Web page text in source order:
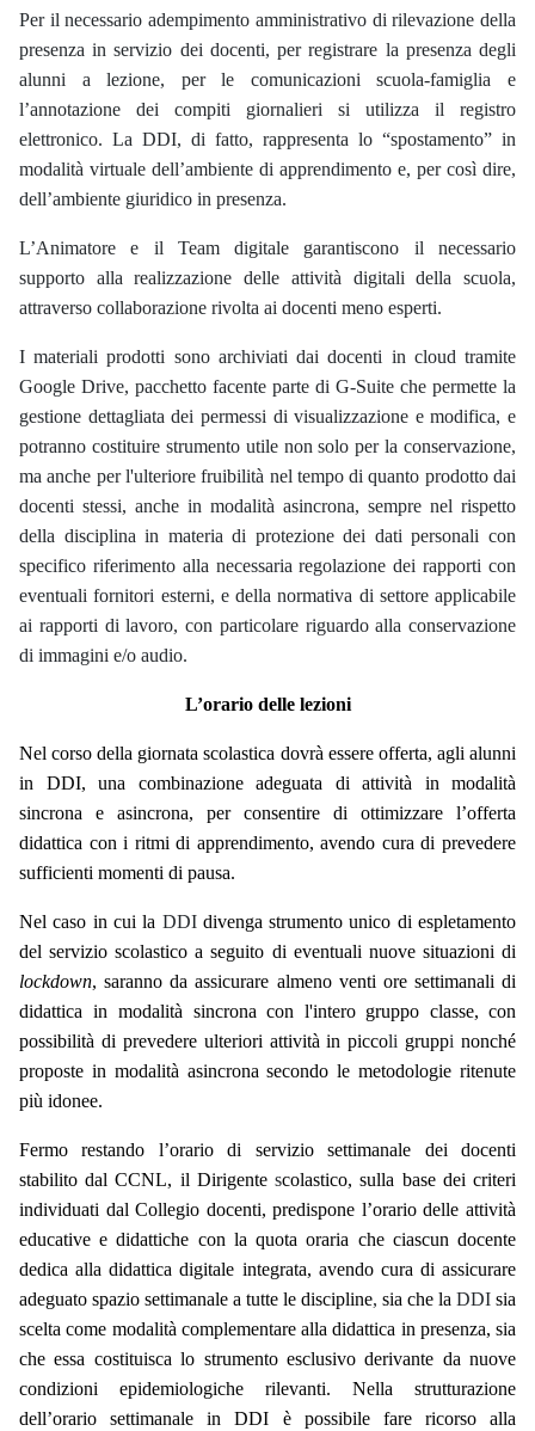
Per il necessario adempimento amministrativo di rilevazione della
presenza in servizio dei docenti, per registrare la presenza degli
alunni a lezione, per le comunicazioni scuola-famiglia e
l’annotazione dei compiti giornalieri si utilizza il registro
elettronico. La DDI, di fatto, rappresenta lo “spostamento” in
modalità virtuale dell’ambiente di apprendimento e, per così dire,
dell’ambiente giuridico in presenza.
L’Animatore e il Team digitale garantiscono il necessario
supporto alla realizzazione delle attività digitali della scuola,
attraverso collaborazione rivolta ai docenti meno esperti.
I materiali prodotti sono archiviati dai docenti in cloud tramite
Google Drive, pacchetto facente parte di G-Suite che permette la
gestione dettagliata dei permessi di visualizzazione e modifica, e
potranno costituire strumento utile non solo per la conservazione,
ma anche per l'ulteriore fruibilità nel tempo di quanto prodotto dai
docenti stessi, anche in modalità asincrona, sempre nel rispetto
della disciplina in materia di protezione dei dati personali con
specifico riferimento alla necessaria regolazione dei rapporti con
eventuali fornitori esterni, e della normativa di settore applicabile
ai rapporti di lavoro, con particolare riguardo alla conservazione
di immagini e/o audio.
L’orario delle lezioni
Nel corso della giornata scolastica dovrà essere offerta, agli alunni
in DDI, una combinazione adeguata di attività in modalità
sincrona e asincrona, per consentire di ottimizzare l’offerta
didattica con i ritmi di apprendimento, avendo cura di prevedere
sufficienti momenti di pausa.
Nel caso in cui la DDIdivenga strumento unico di espletamento
del servizio scolastico a seguito di eventuali nuove situazioni di
lockdown, saranno da assicurare almeno venti ore settimanali di
didattica in modalità sincrona con l'intero gruppo classe, con
possibilità di prevedere ulteriori attività in piccoli gruppi nonché
proposte in modalità asincrona secondo le metodologie ritenute
più idonee.
Fermo restando l’orario di servizio settimanale dei docenti
stabilito dal CCNL, il Dirigentescolastico, sulla base dei criteri
individuati dal Collegio docenti, predispone l’orario delle attività
educative e didattiche con la quota oraria che ciascun docente
dedica alla didattica digitale integrata, avendo cura di assicurare
adeguato spazio settimanale a tutte le discipline, sia che la DDI sia
scelta come modalità complementare alla didattica in presenza, sia
che essa costituisca lo strumento esclusivo derivante da nuove
condizioni epidemiologiche rilevanti. Nella strutturazione
dell’orario settimanale in DDI è possibile fare ricorso alla